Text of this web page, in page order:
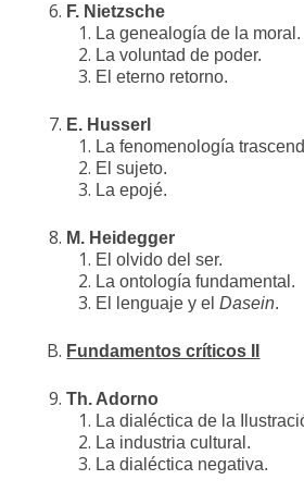
F. Nietzsche
La genealogía de la moral.
La voluntad de poder.
El eterno retorno.
E. Husserl
La fenomenología
El sujeto.
La epojé.
M. Heidegger
El olvido del ser.
La ontología fundamental.
El lenguaje y el Dasein.
Fundamentos críticos II
Th. Adorno
La dialéctica de la
La industria cultural.
La dialéctica negativa.